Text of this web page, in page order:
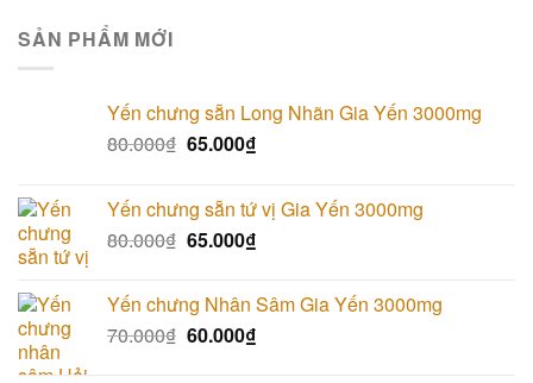
SẢN PHẨM MỚI
Yến chưng sẵn Long Nhãn Gia Yến 3000mg
80.000₫ 65.000₫
Yến chưng sẵn tứ vị Gia Yến 3000mg
80.000₫ 65.000₫
Yến chưng Nhân Sâm Gia Yến 3000mg
70.000₫ 60.000₫